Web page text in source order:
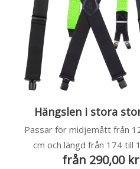
Hängslen i stora
Passar för midjemått från
cm och längd från 174 till
från 290,00 kr